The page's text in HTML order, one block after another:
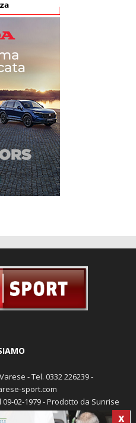
X
- Tel. 0332 226239 -
sport.com
02-1979 - Prodotto da Sunrise
Marocco -Cookie policy